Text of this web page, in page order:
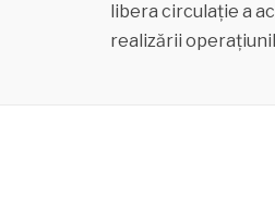
libera circulaţie a
realizării